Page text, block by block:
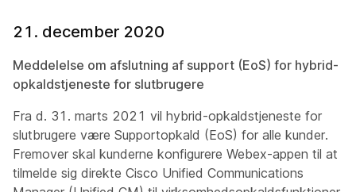
21. december 2020
Meddelelse om afslutning af support (EoS) for hybrid-
opkaldstjeneste for slutbrugere
Fra d. 31. marts 2021 vil hybrid-opkaldstjeneste for
slutbrugere være Supportopkald (EoS) for alle kunder.
Fremover skal kunderne konfigurere Webex-appen til at
tilmelde sig direkte Cisco Unified Communications